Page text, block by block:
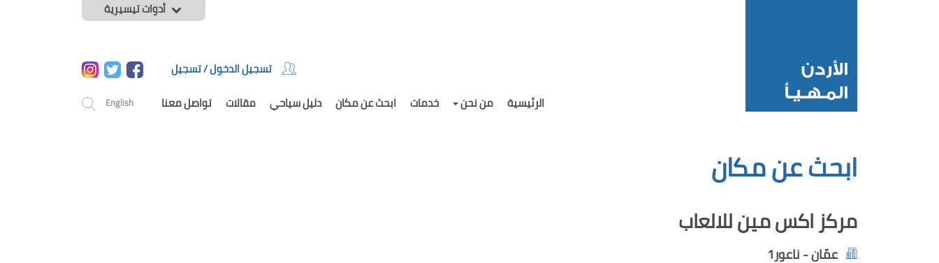
أدوات تيسيرية
تسجيل الدخول / تسجيل
English الرئيسية من نحن خدمات ابحث عن مكان دليل سياحي مقالات تواصل معنا
ابحث عن مكان
مركز اكس مين للالعاب
عمّان - ناعور1